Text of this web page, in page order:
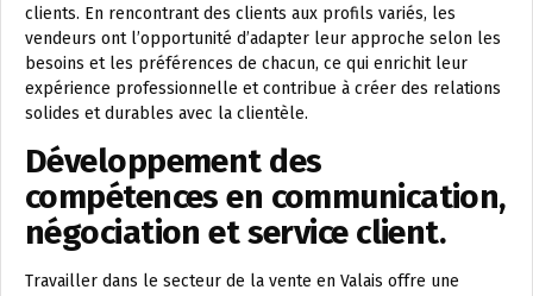
clients. En rencontrant des clients aux profils variés, les
vendeurs ont l’opportunité d’adapter leur approche selon les
besoins et les préférences de chacun, ce qui enrichit leur
expérience professionnelle et contribue à créer des relations
solides et durables avec la clientèle.
Développement des
compétences en communication,
négociation et service client.
Travailler dans le secteur de la vente en Valais offre une